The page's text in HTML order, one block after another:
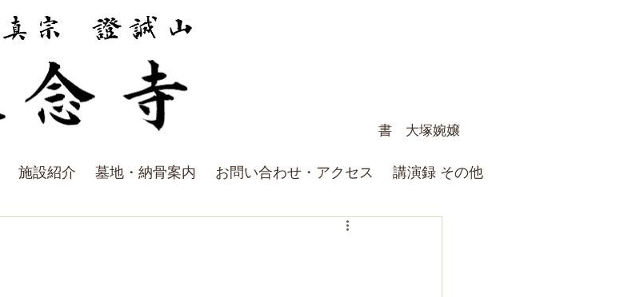
書 大塚婉嬢
施設紹介 墓地・納骨案内 お問い合わせ・アクセス 講演録 その他